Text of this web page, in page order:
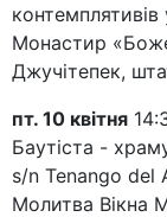
Монастир
Джучітепек,
пт. 10 квітня
Баутіста -
s/n Tenango del
Молитва Вікна